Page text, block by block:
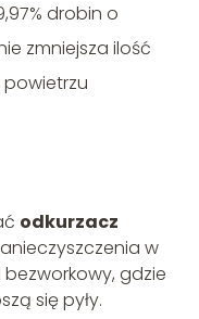
drobin o
zmniejsza ilość
odkurzacz
w
gdzie
się pyły.